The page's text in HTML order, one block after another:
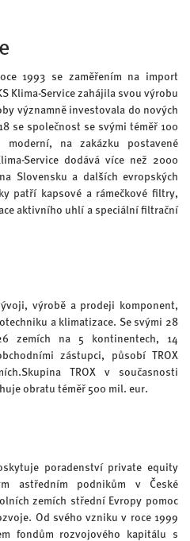
1993 se zaměřením na import
Klima-Service zahájila svou výrobu
významně investovala do nových
se společnost se svými téměř 100
moderní, na zakázku postavené
Service dodává více než 2000
Slovensku a dalších evropských
patří kapsové a rámečkové filtry,
aktivního uhlí a speciální filtrační
výrobě a prodeji komponent,
a klimatizace. Se svými 28
zemích na 5 kontinentech, 14
zástupci, působí TROX
TROX v současnosti
obratu téměř 500 mil. eur.
poradenství private equity
astředním podnikům v České
zemích střední Evropy pomoc
Od svého vzniku v roce 1999
fondům rozvojového kapitálu s